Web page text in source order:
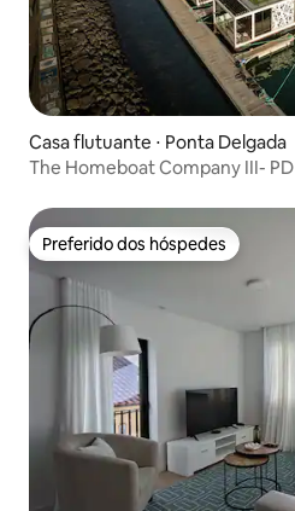
Casa flutuante ⋅ Ponta Delgada
The Homeboat Company III- PD
Preferido dos hóspedes
Preferido dos hóspedes